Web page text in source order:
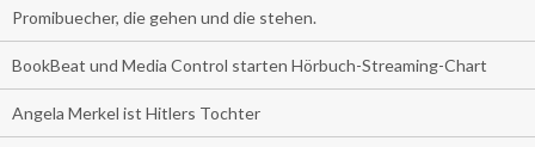
Promibuecher, die gehen und die stehen.
BookBeat und Media Control starten Hörbuch-Streaming-Chart
Angela Merkel ist Hitlers Tochter